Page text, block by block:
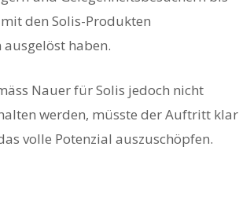
den Solis-Produkten
haben.
Nauer für Solis jedoch nicht
werden, müsste der Auftritt klar
volle Potenzial auszuschöpfen.